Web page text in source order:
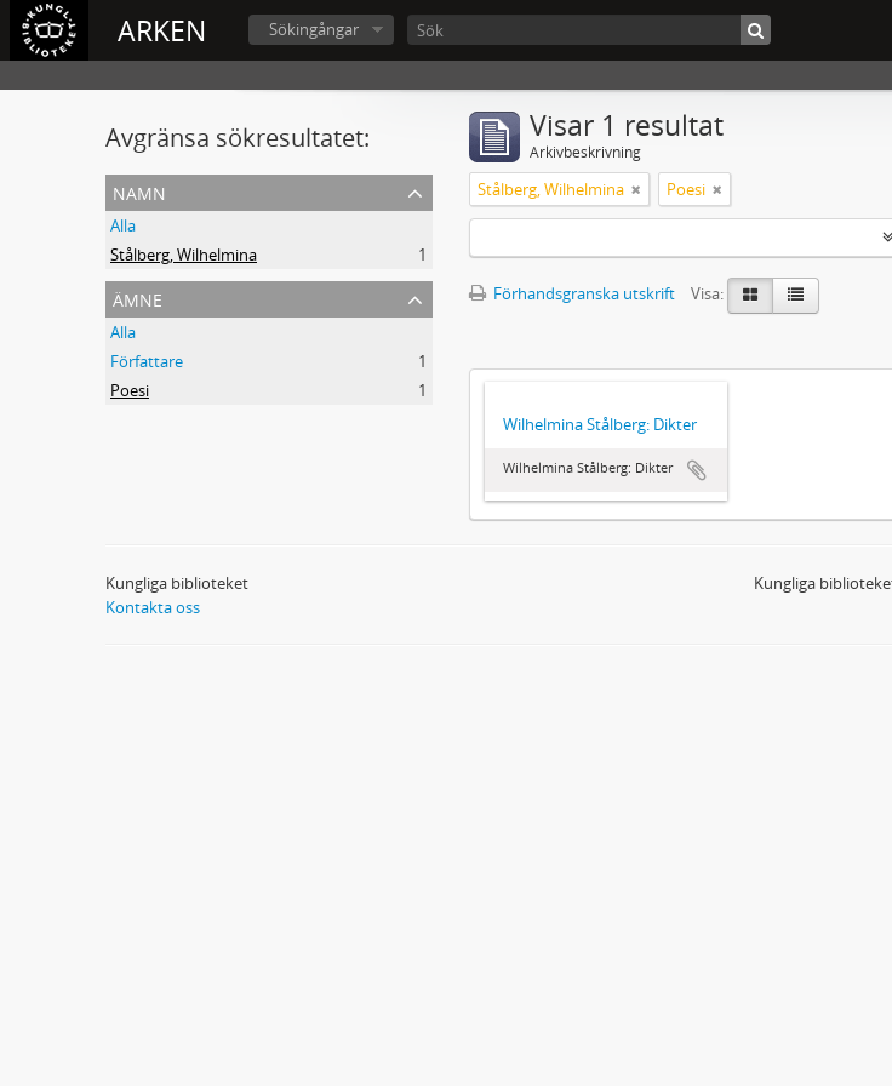
ARKEN Sökingångar
Avgränsa sökresultatet:
namn
Alla
Stålberg, Wilhelmina
1
ämne
Alla
Författare
1
Poesi
1
Visar 1 resultat
Arkivbeskrivning
Stålberg, Wilhelmina Poesi
Förhandsgranska utskrift
Visa:
Wilhelmina Stålberg: Dikter
Wilhelmina Stålberg: Dikter
Kungliga biblioteket
Kontakta oss
Kungliga